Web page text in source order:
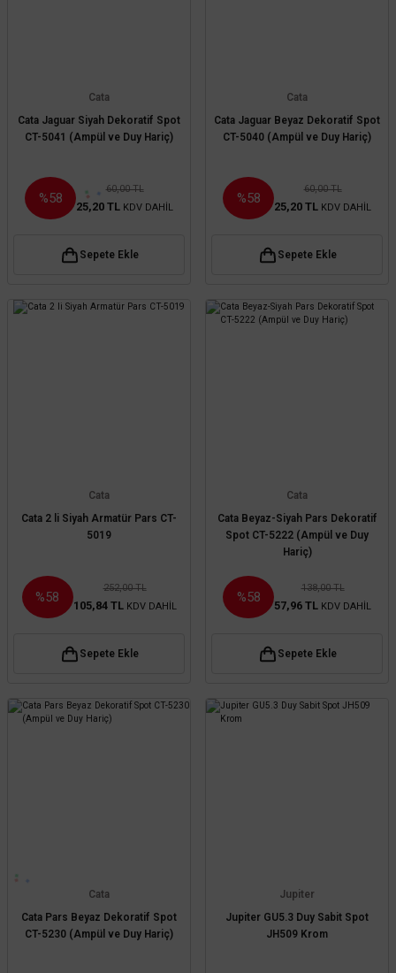
Cata
Cata Jaguar Siyah Dekoratif Spot
CT-5041 (Ampül ve Duy Hariç)
%58
60,00 TL
25,20 TL KDV DAHİL
Sepete Ekle
Cata
Cata Jaguar Beyaz Dekoratif Spot
CT-5040 (Ampül ve Duy Hariç)
%58
60,00 TL
25,20 TL KDV DAHİL
Sepete Ekle
Cata
Cata 2 li Siyah Armatür Pars CT-
5019
%58
252,00 TL
105,84 TL KDV DAHİL
Sepete Ekle
Cata
Cata Beyaz-Siyah Pars Dekoratif
Spot CT-5222 (Ampül ve Duy
Hariç)
%58
138,00 TL
57,96 TL KDV DAHİL
Sepete Ekle
Cata
Cata Pars Beyaz Dekoratif Spot
CT-5230 (Ampül ve Duy Hariç)
Jupiter
Jupiter GU5.3 Duy Sabit Spot
JH509 Krom